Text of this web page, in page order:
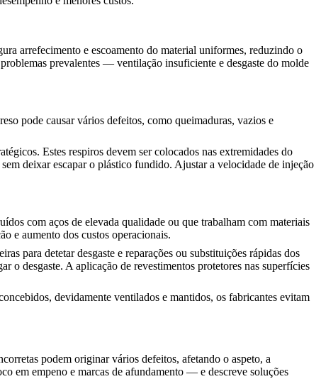
arrefecimento e escoamento do material uniformes, reduzindo o
prevalentes — ventilação insuficiente e desgaste do molde
pode causar vários defeitos, como queimaduras, vazios e
Estes respiros devem ser colocados nas extremidades do
deixar escapar o plástico fundido. Ajustar a velocidade de injeção
com aços de elevada qualidade ou que trabalham com materiais
e aumento dos custos operacionais.
para detetar desgaste e reparações ou substituições rápidas dos
o desgaste. A aplicação de revestimentos protetores nas superfícies
devidamente ventilados e mantidos, os fabricantes evitam
podem originar vários defeitos, afetando o aspeto, a
em empeno e marcas de afundamento — e descreve soluções